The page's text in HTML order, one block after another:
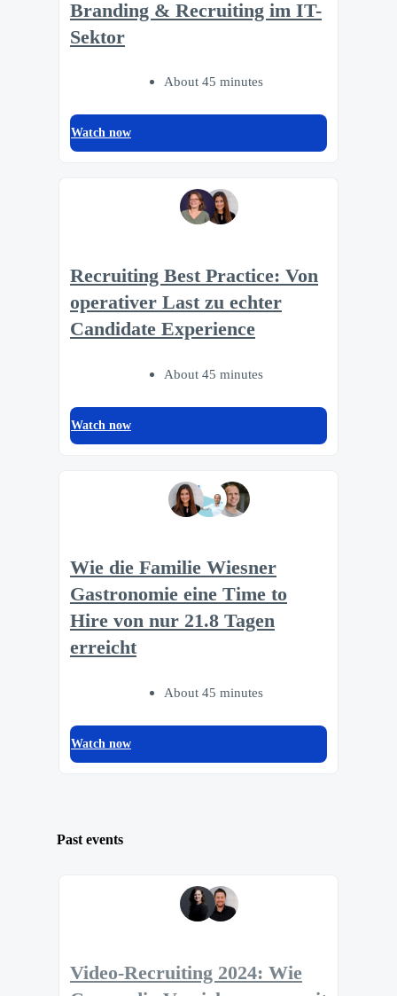
Branding & Recruiting im IT-
Sektor
About 45 minutes
Watch now
Recruiting Best Practice: Von
operativer Last zu echter
Candidate Experience
About 45 minutes
Watch now
Wie die Familie Wiesner
Gastronomie eine Time to
Hire von nur 21.8 Tagen
erreicht
About 45 minutes
Watch now
Past events
Video-Recruiting 2024: Wie